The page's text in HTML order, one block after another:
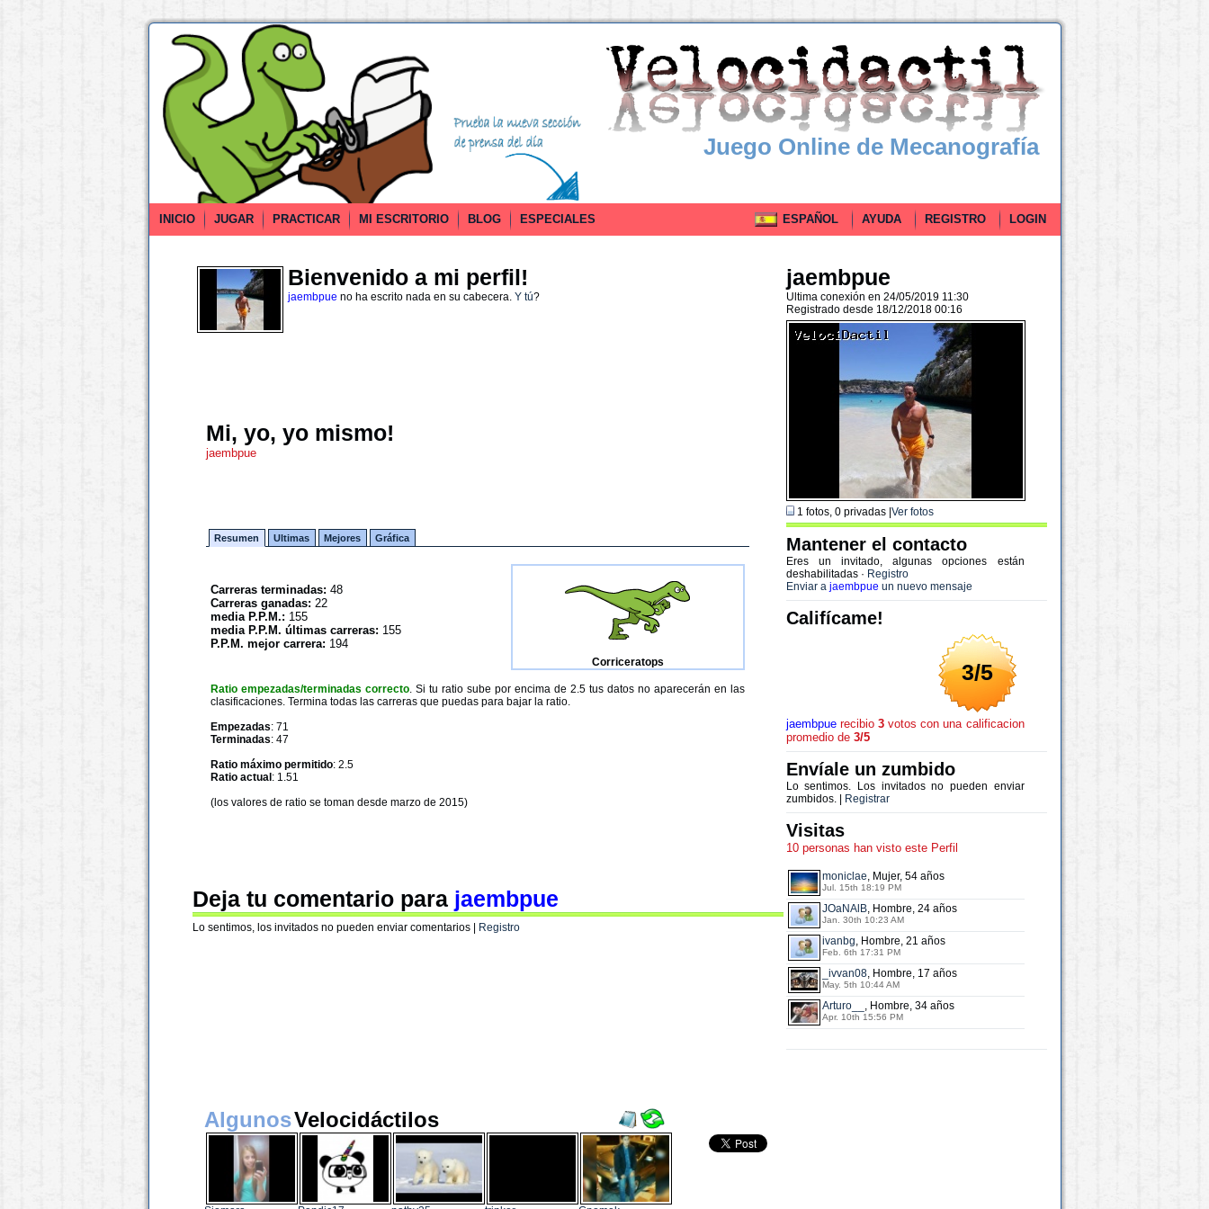
Juego Online de Mecanografía
INICIO JUGAR PRACTICAR MI ESCRITORIO BLOG ESPECIALES ESPAÑOL AYUDA REGISTRO LOGIN
Bienvenido a mi perfil!
jaembpue no ha escrito nada en su cabecera. Y tú?
Mi, yo, yo mismo!
jaembpue
Resumen Ultimas Mejores Gráfica
Carreras terminadas: 48
Carreras ganadas: 22
media P.P.M.: 155
media P.P.M. últimas carreras: 155
P.P.M. mejor carrera: 194
Corriceratops
Ratio empezadas/terminadas correcto. Si tu ratio sube por encima de 2.5 tus datos no aparecerán en las
clasificaciones. Termina todas las carreras que puedas para bajar la ratio.
Empezadas: 71
Terminadas: 47
Ratio máximo permitido: 2.5
Ratio actual : 1.51
(los valores de ratio se toman desde marzo de 2015)
Deja tu comentario para jaembpue
Lo sentimos, los invitados no pueden enviar comentarios | Registro
jaembpue
Ultima conexión en 24/05/2019 11:30
Registrado desde 18/12/2018 00:16
1 fotos, 0 privadas | Ver fotos
Mantener el contacto
Eres un invitado, algunas opciones están
deshabilitadas · Registro
Enviar a jaembpue un nuevo mensaje
Califícame!
3/5
jaembpuerecibio 3votos con una calificacion
promedio de 3/5
Envíale un zumbido
Lo sentimos. Los invitados no pueden enviar
zumbidos. |
Registrar
Visitas
10 personas han visto este Perfil
moniclae, Mujer, 54 años
Jul. 15th 18:19 PM
JOaNAlB, Hombre, 24 años
Jan. 30th 10:23 AM
ivanbg, Hombre, 21 años
Feb. 6th 17:31 PM
_ivvan08, Hombre, 17 años
May. 5th 10:44 AM
Arturo__ , Hombre, 34 años
Apr. 10th 15:56 PM
AlgunosVelocidáctilos